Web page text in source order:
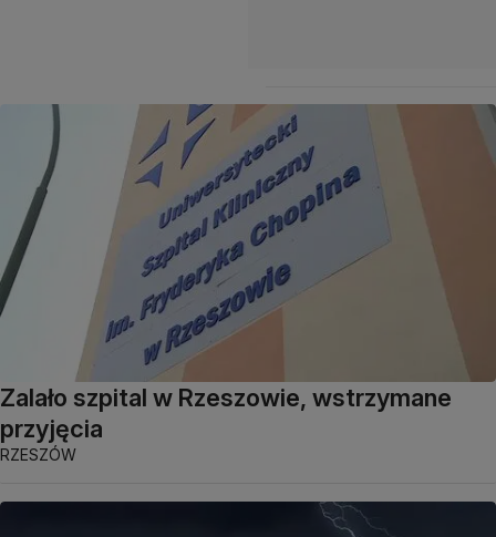
Zalało szpital w Rzeszowie, wstrzymane
przyjęcia
RZESZÓW